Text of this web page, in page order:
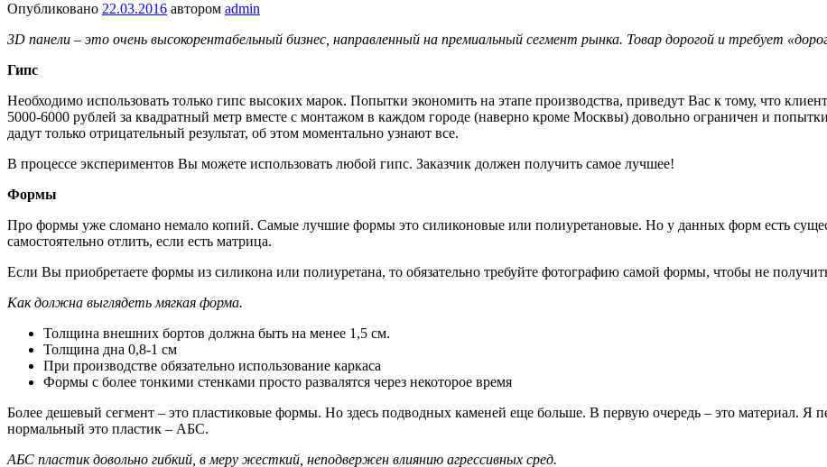
Опубликовано 22.03.2016 автором admin
3D панели – это очень высокорентабельный бизнес, направленный на премиальный сегмент рынка. Товар дорогой и требует
Гипс
Необходимо использовать только гипс высоких марок. Попытки экономить на этапе производства, приведут Вас к тому, что
5000-6000 рублей за квадратный метр вместе с монтажом в каждом городе (наверно кроме Москвы) довольно ограничен и
дадут только отрицательный результат, об этом моментально узнают все.
В процессе экспериментов Вы можете использовать любой гипс. Заказчик должен получить самое лучшее!
Формы
Про формы уже сломано немало копий. Самые лучшие формы это силиконовые или полиуретановые. Но у данных форм есть
самостоятельно отлить, если есть матрица.
Если Вы приобретаете формы из силикона или полиуретана, то обязательно требуйте фотографию самой формы, чтобы не
Как должна выглядеть мягкая форма.
Толщина внешних бортов должна быть на менее 1,5 см.
Толщина дна 0,8-1 см
При производстве обязательно использование каркаса
Формы с более тонкими стенками просто развалятся через некоторое время
Более дешевый сегмент – это пластиковые формы. Но здесь подводных каменей еще больше. В первую очередь – это материал. Я
нормальный это пластик – АБС.
АБС пластик довольно гибкий, в меру жесткий, неподвержен влиянию агрессивных сред.